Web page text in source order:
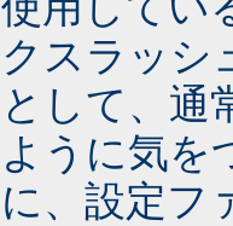
クスラッシ
として、通
ように気を
に、設定フ